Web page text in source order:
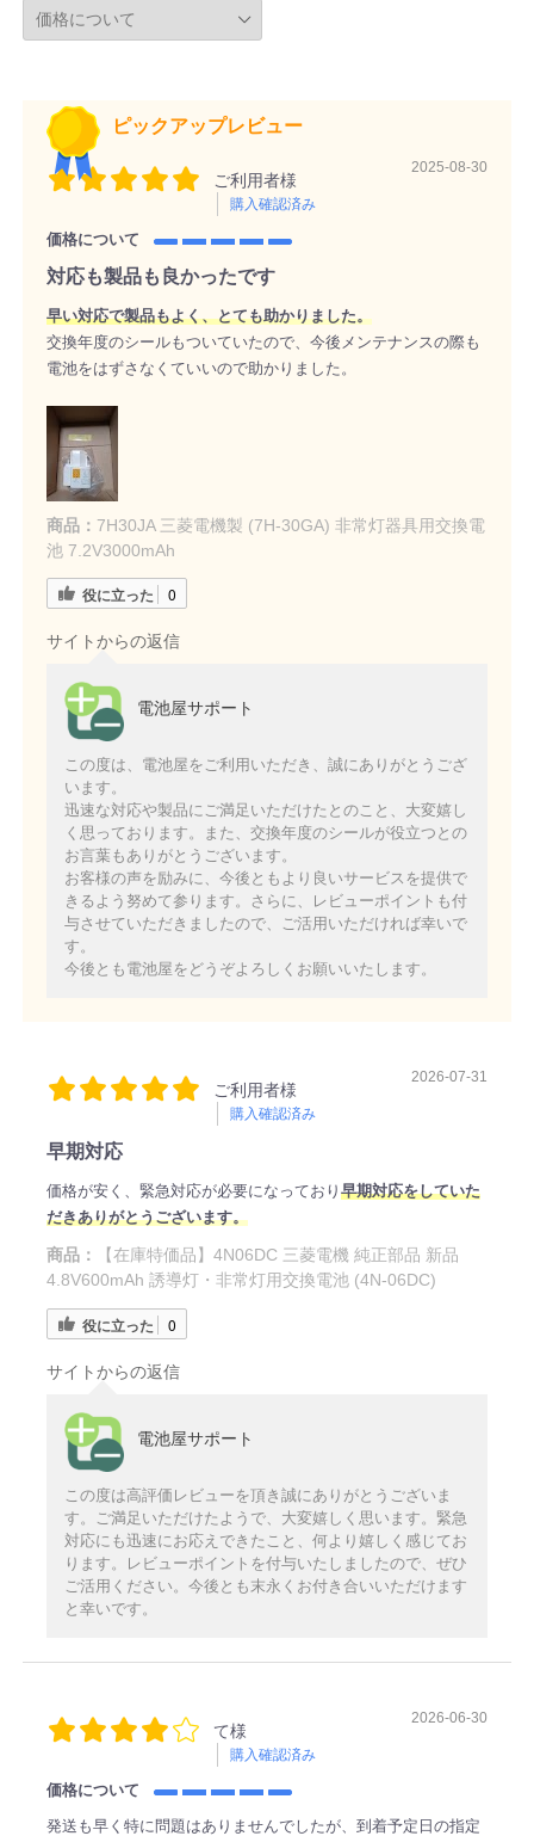
ピックアップレビュー
ご利用者様
購入確認済み
2025-08-30
価格について
対応も製品も良かったです
早い対応で製品もよく、とても助かりました。
交換年度のシールもついていたので、今後メンテナンスの際も
電池をはずさなくていいので助かりました。
商品： 7H30JA 三菱電機製 (7H-30GA) 非常灯器具用交換電
池 7.2V3000mAh
役に立った 0
サイトからの返信
電池屋サポート
この度は、電池屋をご利用いただき、誠にありがとうござ
います。
迅速な対応や製品にご満足いただけたとのこと、大変嬉し
く思っております。また、交換年度のシールが役立つとの
お言葉もありがとうございます。
お客様の声を励みに、今後ともより良いサービスを提供で
きるよう努めて参ります。さらに、レビューポイントも付
与させていただきましたので、ご活用いただければ幸いで
す。
今後とも電池屋をどうぞよろしくお願いいたします。
ご利用者様
購入確認済み
2026-07-31
早期対応
価格が安く、緊急対応が必要になっており 早期対応をしていた
だきありがとうございます。
商品：
【在庫特価品】4N06DC 三菱電機 純正部品 新品
4.8V600mAh 誘導灯・非常灯用交換電池 (4N-06DC)
役に立った 0
サイトからの返信
電池屋サポート
この度は高評価レビューを頂き誠にありがとうございま
す。ご満足いただけたようで、大変嬉しく思います。緊急
対応にも迅速にお応えできたこと、何より嬉しく感じてお
ります。レビューポイントを付与いたしましたので、ぜひ
ご活用ください。今後とも末永くお付き合いいただけます
と幸いです。
て様
購入確認済み
2026-06-30
価格について
発送も早く特に問題はありませんでしたが、到着予定日の指定